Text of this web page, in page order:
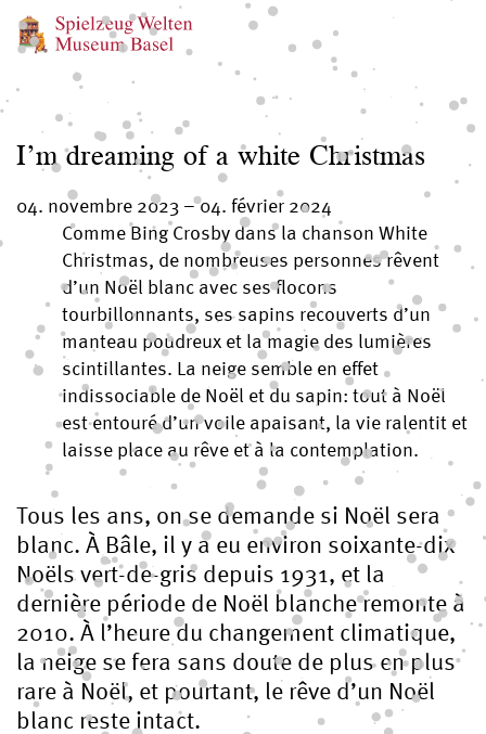
I’m dreaming of a white Christmas
04. novembre 2023 –04. février 2024
Comme Bing Crosby dans la chanson White
Christmas, de nombreuses personnes rêvent
d’un Noël blanc avec ses flocons
tourbillonnants, ses sapins recouverts d’un
manteau poudreux et la magie des lumières
scintillantes. La neige semble en effet
indissociable de Noël et du sapin: tout à Noël
est entouré d’un voile apaisant, la vie ralentit et
laisse place au rêve et à la contemplation.
Tous les ans, on se demande si Noël sera
blanc. À Bâle, il y a eu environ soixante-dix
Noëls vert-de-gris depuis 1931, et la
dernière période de Noël blanche remonte à
2010. À l’heure du changement climatique,
la neige se fera sans doute de plus en plus
rare à Noël, et pourtant, le rêve d’un Noël
blanc reste intact.